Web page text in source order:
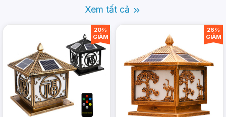
Đặc điểm nổi bật trên đèn
trụ cổng tròn năng lượng
mặt trời
Xem tất cả
20%
GIẢM
26%
GIẢM